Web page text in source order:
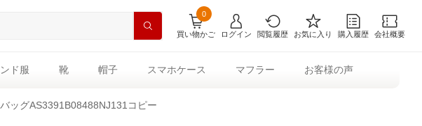
買い物かご
0
ログイン 閲覧履歴 お気に入り 購入履歴 会社概要
ド服 靴 帽子 スマホケース マフラー お客様の声
ッグAS3391B08488NJ131コピー